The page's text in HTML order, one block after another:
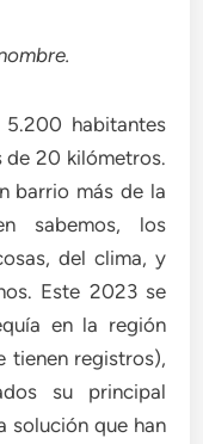
habitantes
de 20 kilómetros.
barrio más de la
sabemos, los
del clima, y
Este 2023 se
en la región
tienen registros),
su principal
solución que han